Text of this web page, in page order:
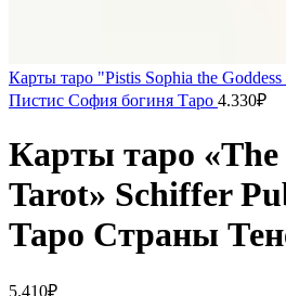
Карты таро "Pistis Sophia the
Пистис София богиня Таро 4.330₽
Карты таро
Tarot» Schiffer
Таро Страны
5.410₽